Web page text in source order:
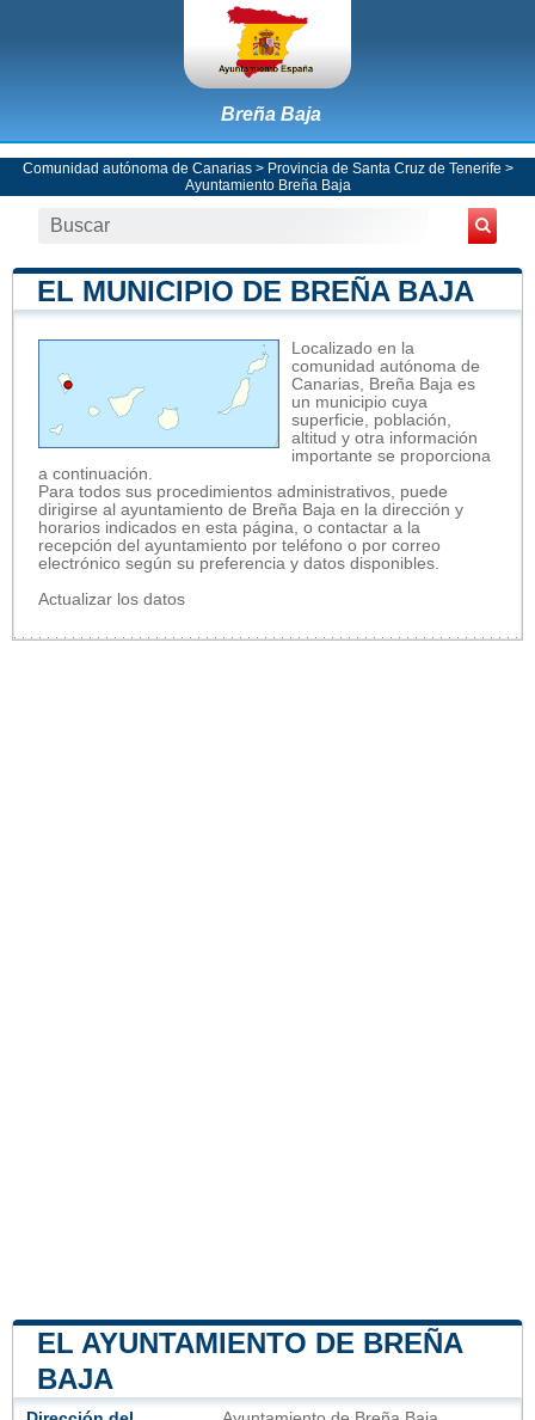
Breña Baja
Comunidad autónoma de Canarias> Provincia de Santa Cruz de Tenerife >
Ayuntamiento Breña Baja
EL MUNICIPIO DE BREÑA BAJA
Localizado en la
comunidad autónoma de
Canarias, Breña Baja es
un municipio cuya
superficie, población,
altitud y otra información
importante se proporciona
a continuación.
Para todos sus procedimientos administrativos, puede
dirigirse al ayuntamiento de Breña Baja en la dirección y
horarios indicados en esta página, o contactar a la
recepción del ayuntamiento por teléfono o por correo
electrónico según su preferencia y datos disponibles.
Actualizar los datos
EL AYUNTAMIENTO DE BREÑA
BAJA